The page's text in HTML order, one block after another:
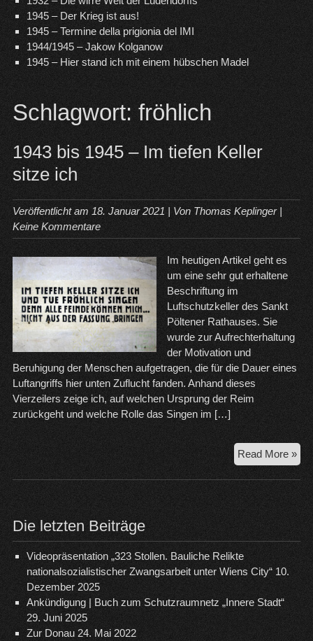
1945 – Der Krieg ist aus!
1945 – Termine della prigionia del IMI
1944/1945 – Jakow Kolganow
1945 – Hier stand ich mit einem hübschen Madel
Schlagwort: fröhlich
1943 bis 1945 – Im tiefen Keller
sitze ich
Veröffentlicht am 18. Januar 2021 | Von Thomas Keplinger|
Keine Kommentare
Im heutigen Artikel geht es
um eine sehr gut erhaltene
Beschriftung im
Luftschutzkeller des Sankt
Pöltener Rathauses. Sie
wurde zur Aufrechterhaltung
der Motivation und
Beruhigung der Menschen aufgetragen, die für die Dauer eines
Luftangriffs hier unten Zuflucht fanden. Anhand dieses
Vierzeilers zeige ich, auf welchen Ursprung der Reim
zurückgeht und welche Rolle das Singen im […]
Read More »
bis
ich
Die letzten Beiträge
Videopräsentation „323 Stollen. Bauliche Relikte
nationalsozialistischer Zwangsarbeit unter Wiens City“ 10.
Dezember 2025
Ankündigung | Buch zum Schutzraumnetz „Innere Stadt“
29. Juni 2025
Zur Donau 24. Mai 2022